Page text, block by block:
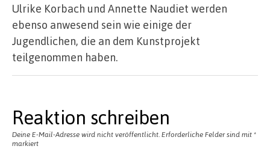
Ulrike Korbach und Annette Naudiet werden
ebenso anwesend sein wie einige der
Jugendlichen, die an dem Kunstprojekt
teilgenommen haben.
Reaktion schreiben
Deine E-Mail-Adresse wird nicht veröffentlicht. Erforderliche Felder sind mit *
markiert